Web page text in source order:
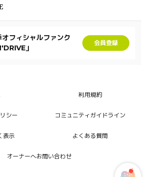
オフィシャルファンク
」
会員登録
利用規約
シー コミュニティガイドライン
表示 よくある質問
オーナーへお問い合わせ